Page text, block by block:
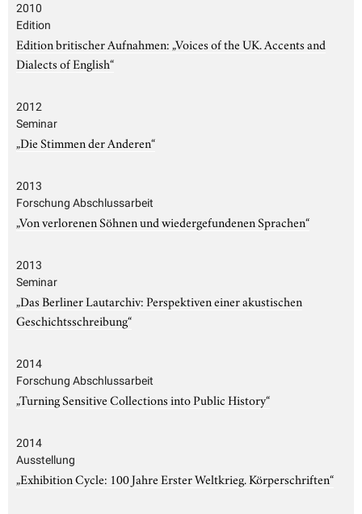
2010
Edition
Edition britischer Aufnahmen: „Voices of the UK. Accents and
Dialects of English“
2012
Seminar
„Die Stimmen der Anderen“
2013
Forschung Abschlussarbeit
„Von verlorenen Söhnen und wiedergefundenen Sprachen“
2013
Seminar
„Das Berliner Lautarchiv: Perspektiven einer akustischen
Geschichtsschreibung“
2014
Forschung Abschlussarbeit
„Turning Sensitive Collections into Public History“
2014
Ausstellung
„Exhibition Cycle: 100 Jahre Erster Weltkrieg. Körperschriften“